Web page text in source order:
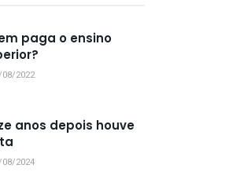
paga o ensino
2022
anos depois houve
2024